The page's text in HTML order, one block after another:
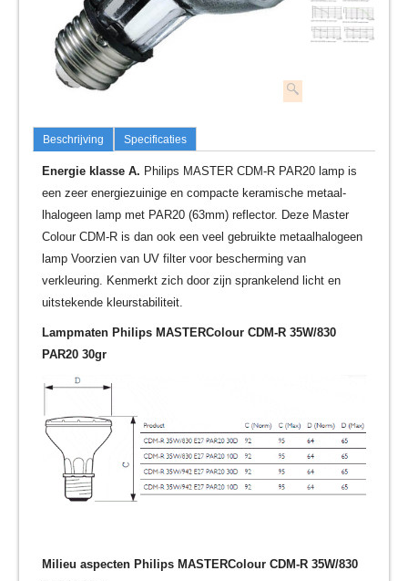
Beschrijving Specificaties
Energie klasse A. Philips MASTER CDM-R PAR20 lamp is
een zeer energiezuinige en compacte keramische metaal-
lhalogeen lamp met PAR20 (63mm) reflector. Deze Master
Colour CDM-R is dan ook een veel gebruikte metaalhalogeen
lamp Voorzien van UV filter voor bescherming van
verkleuring. Kenmerkt zich door zijn sprankelend licht en
uitstekende kleurstabiliteit.
Lampmaten Philips MASTERColour CDM-R 35W/830
PAR20 30gr
Milieu aspecten Philips MASTERColour CDM-R 35W/830